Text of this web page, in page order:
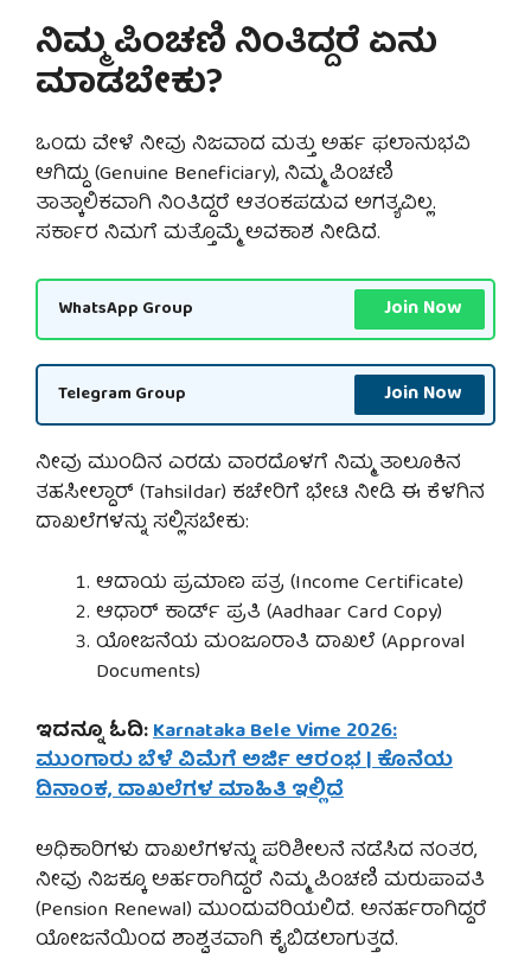
ನಿಮ್ಮ ಪಿಂಚಣಿ ನಿಂತಿದ್ದರೆ ಏನು
ಮಾಡಬೇಕು?
ಒಂದು ವೇಳೆ ನೀವು ನಿಜವಾದ ಮತ್ತು ಅರ್ಹ ಫಲಾನುಭವಿ
ಆಗಿದ್ದು (Genuine Beneficiary), ನಿಮ್ಮ ಪಿಂಚಣಿ
ತಾತ್ಕಾಲಿಕವಾಗಿ ನಿಂತಿದ್ದರೆ ಆತಂಕಪಡುವ ಅಗತ್ಯವಿಲ್ಲ.
ಸರ್ಕಾರ ನಿಮಗೆ ಮತ್ತೊಮ್ಮೆ ಅವಕಾಶ ನೀಡಿದೆ.
WhatsApp Group Join Now
Telegram Group Join Now
ನೀವು ಮುಂದಿನ ಎರಡು ವಾರದೊಳಗೆ ನಿಮ್ಮ ತಾಲೂಕಿನ
ತಹಸೀಲ್ದಾರ್ (Tahsildar) ಕಚೇರಿಗೆ ಭೇಟಿ ನೀಡಿ ಈ ಕೆಳಗಿನ
ದಾಖಲೆಗಳನ್ನು ಸಲ್ಲಿಸಬೇಕು:
ಆದಾಯ ಪ್ರಮಾಣ ಪತ್ರ (Income Certificate)
ಆಧಾರ್ ಕಾರ್ಡ್ ಪ್ರತಿ (Aadhaar Card Copy)
ಯೋಜನೆಯ ಮಂಜೂರಾತಿ ದಾಖಲೆ (Approval
Documents)
ಇದನ್ನೂ ಓದಿ:Karnataka Bele Vime 2026:
ಮುಂಗಾರು ಬೆಳೆ ವಿಮೆಗೆ ಅರ್ಜಿ ಆರಂಭ | ಕೊನೆಯ
ದಿನಾಂಕ, ದಾಖಲೆಗಳ ಮಾಹಿತಿ ಇಲ್ಲಿದೆ
ಅಧಿಕಾರಿಗಳು ದಾಖಲೆಗಳನ್ನು ಪರಿಶೀಲನೆ ನಡೆಸಿದ ನಂತರ,
ನೀವು ನಿಜಕ್ಕೂ ಅರ್ಹರಾಗಿದ್ದರೆ ನಿಮ್ಮ ಪಿಂಚಣಿ ಮರುಪಾವತಿ
(Pension Renewal) ಮುಂದುವರಿಯಲಿದೆ. ಅನರ್ಹರಾಗಿದ್ದರೆ
ಯೋಜನೆಯಿಂದ ಶಾಶ್ವತವಾಗಿ ಕೈಬಿಡಲಾಗುತ್ತದೆ.